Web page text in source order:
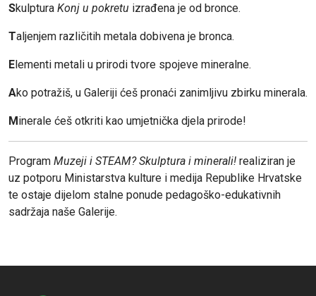
Skulptura Konj u pokretu izrađena je od bronce.
Taljenjem različitih metala dobivena je bronca.
Elementi metali u prirodi tvore spojeve mineralne.
Ako potražiš, u Galeriji ćeš pronaći zanimljivu zbirku minerala.
Minerale ćeš otkriti kao umjetnička djela prirode!
Program Muzeji i STEAM? Skulptura i minerali! realiziran je
uz potporu Ministarstva kulture i medija Republike Hrvatske
te ostaje dijelom stalne ponude pedagoško-edukativnih
sadržaja naše Galerije.